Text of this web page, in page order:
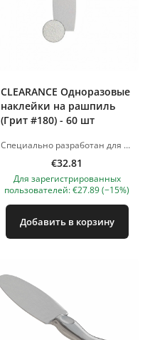
CLEARANCE Одноразовые
наклейки на рашпиль
(Грит #180) - 60 шт
Специально разработан для эргономичного рашпиля, с помощью технологии Smart Glue. Инновационная и уникальная технология от компании Clearance, обеспечивающая неподвижность наклейки во время шлифовки и ее легкое удаление после процедуры. Доступны 3 типа абразивных файлов: Красная наклейка (зернистость 80): для удаления огрубевшей кожи. Черный стикер (зернистость 120): средней шероховатости, для шлифования и удаления сухой кожи. Серая наклейка (зебра) (зернистость 180): для шлифовки. Изображения продуктов носят иллюстративный характер. Если у вас есть какие-либо вопросы, мы всегда ждем вашего письма nanatallinn@gmail.com
€32.81
Для зарегистрированных
пользователей: €27.89 (−15%)
Добавить в корзину